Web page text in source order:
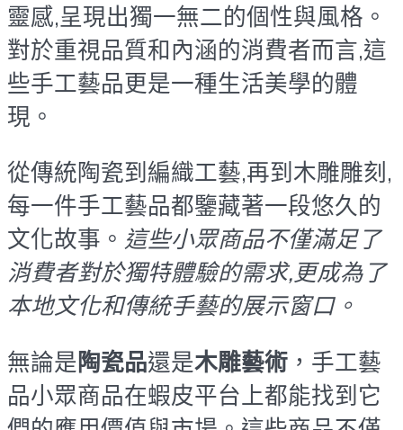
靈感,呈現出獨一無二的個性與風格。
對於重視品質和內涵的消費者而言,這
些手工藝品更是一種生活美學的體
現。
從傳統陶瓷到編織工藝,再到木雕雕刻,
每一件手工藝品都鑒藏著一段悠久的
文化故事。 這些小眾商品不僅滿足了
消費者對於獨特體驗的需求,更成為了
本地文化和傳統手藝的展示窗口。
無論是陶瓷品還是木雕藝術 ，手工藝
品小眾商品在蝦皮平台上都能找到它